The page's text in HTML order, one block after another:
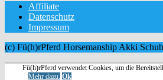
Affiliate
Datenschutz
Impressum
(c) Fü(h)rPferd Horsemanship Akki
Fü(h)rPferd verwendet Cookies, um die
Mehr dazu. Ok